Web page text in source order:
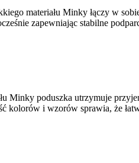
materiału Minky łączy w
zapewniając stabilne
Minky poduszka utrzymuje
kolorów i wzorów sprawia, że